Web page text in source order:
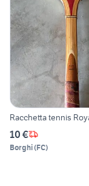
Racchetta tennis
10 €
Borghi(FC)